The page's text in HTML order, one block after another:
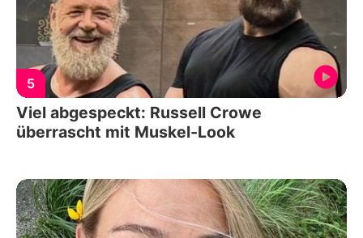
5
Viel abgespeckt: Russell Crowe
überrascht mit Muskel-Look